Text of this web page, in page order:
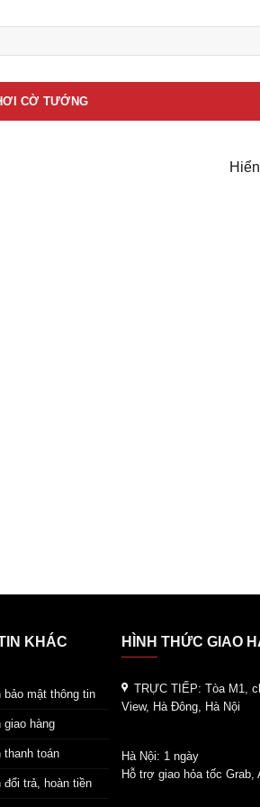
CỜ TƯỚNG
KHÁC
bảo mật thông tin
giao hàng
thanh toán
đổi trả, hoàn tiền
HÌNH THỨC GIAO
TRỰC TIẾP: Tòa M1,
View, Hà Đông, Hà Nội
Hà Nội: 1 ngày
Hỗ trợ giao hỏa tốc Grab,